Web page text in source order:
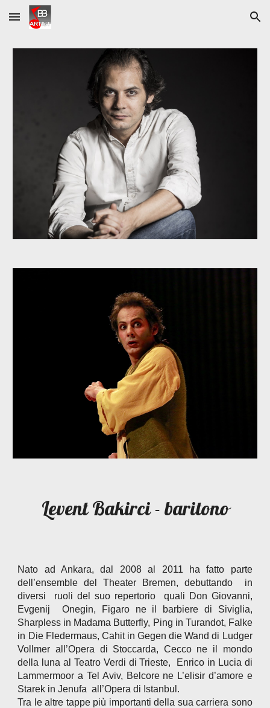
Skip to main content Skip to navigation
Levent Bakirci - baritono
Nato ad Ankara, dal 2008 al 2011 ha fatto parte
dell’ensemble del Theater Bremen, debuttando in
diversi ruoli del suo repertorio quali Don Giovanni,
Evgenij Onegin, Figaro ne il barbiere di Siviglia,
Sharpless in Madama Butterfly, Ping in Turandot, Falke
in Die Fledermaus, Cahit in Gegen die Wand di Ludger
Vollmer all’Opera di Stoccarda, Cecco ne il mondo
della luna al Teatro Verdi di Trieste, Enrico in Lucia di
Lammermoor a Tel Aviv, Belcore ne L’elisir d’amore e
Starek in Jenufa all’Opera di Istanbul.
Tra le altre tappe più importanti della sua carriera sono